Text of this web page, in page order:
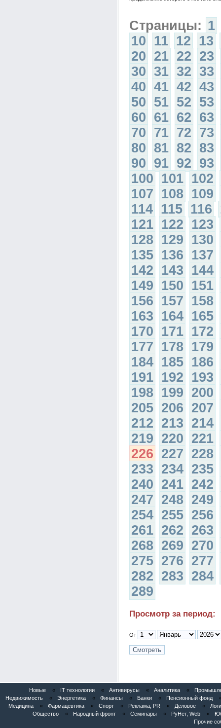
Страницы: 1
10 11 12 13
20 21 22 23
30 31 32 33
40 41 42 43
50 51 52 53
60 61 62 63
70 71 72 73
80 81 82 83
90 91 92 93
100 101 102
107 108 109
114 115 116
121 122 123
128 129 130
135 136 137
142 143 144
149 150 151
156 157 158
163 164 165
170 171 172
177 178 179
184 185 186
191 192 193
198 199 200
205 206 207
212 213 214
219 220 221
226 227 228
233 234 235
240 241 242
247 248 249
254 255 256
261 262 263
268 269 270
275 276 277
282 283 284
289
Просмотр за период:
От
Новые « IT технологии « Антивирусы « Аналитика «
Недвижимость
« Энергетика « Финансы « Банки « Пенсионный фонд
Медицина
« Фармацевтика « Спорт « Реклама, PR « Деловое «
Общество
« Народный фронт « Семинары « РуНет, Web «
Прочие